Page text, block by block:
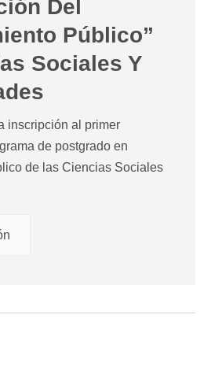
Del
Público”
Sociales Y
inscripción al primer
de postgrado en
de las Ciencias Sociales